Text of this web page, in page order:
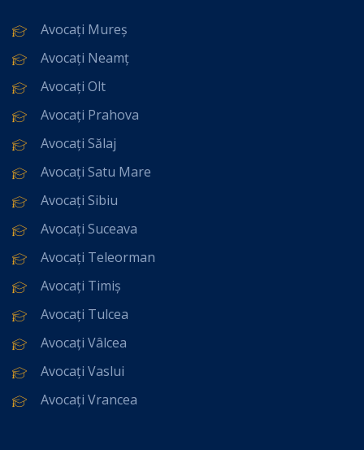
Avocați Mureș
Avocați Neamț
Avocați Olt
Avocați Prahova
Avocați Sălaj
Avocați Satu Mare
Avocați Sibiu
Avocați Suceava
Avocați Teleorman
Avocați Timiș
Avocați Tulcea
Avocați Vâlcea
Avocați Vaslui
Avocați Vrancea